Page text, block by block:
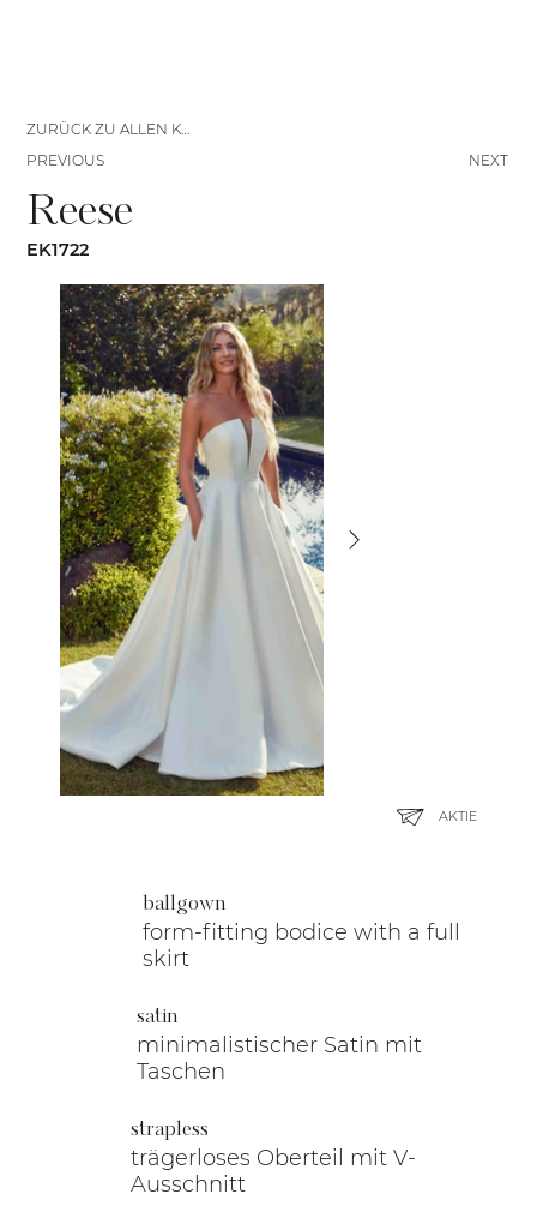
ballgown
form-fitting bodice with a full
skirt
satin
minimalistischer Satin mit
Taschen
strapless
trägerloses Oberteil mit V-
Ausschnitt
Reese
EK1722
AKTIE
NEXT
ZURÜCK ZU ALLEN KLEIDERN
PREVIOUS